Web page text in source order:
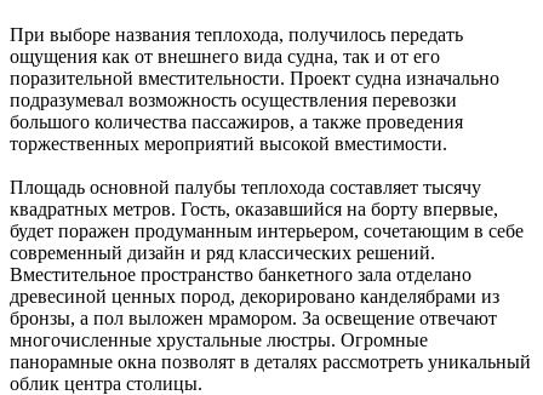
При выборе названия теплохода, получилось передать
ощущения как от внешнего вида судна, так и от его
поразительной вместительности. Проект судна изначально
подразумевал возможность осуществления перевозки
большого количества пассажиров, а также проведения
торжественных мероприятий высокой вместимости.
Площадь основной палубы теплохода составляет тысячу
квадратных метров. Гость, оказавшийся на борту впервые,
будет поражен продуманным интерьером, сочетающим в себе
современный дизайн и ряд классических решений.
Вместительное пространство банкетного зала отделано
древесиной ценных пород, декорировано канделябрами из
бронзы, а пол выложен мрамором. За освещение отвечают
многочисленные хрустальные люстры. Огромные
панорамные окна позволят в деталях рассмотреть уникальный
облик центра столицы.